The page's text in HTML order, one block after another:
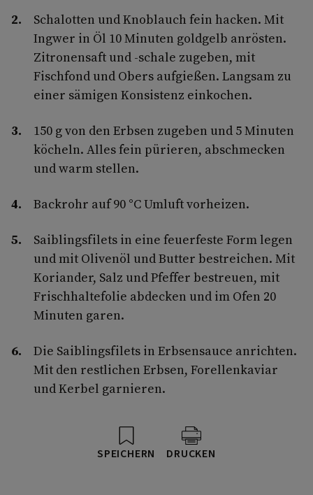
Schalotten und Knoblauch fein hacken. Mit
Ingwer in Öl 10 Minuten goldgelb anrösten.
Zitronensaft und -schale zugeben, mit
Fischfond und Obers aufgießen. Langsam zu
einer sämigen Konsistenz einkochen.
150 g von den Erbsen zugeben und 5 Minuten
köcheln. Alles fein pürieren, abschmecken
und warm stellen.
Backrohr auf 90 °C Umluft vorheizen.
Saiblingsfilets in eine feuerfeste Form legen
und mit Olivenöl und Butter bestreichen. Mit
Koriander, Salz und Pfeffer bestreuen, mit
Frischhaltefolie abdecken und im Ofen 20
Minuten garen.
Die Saiblingsfilets in Erbsensauce anrichten.
Mit den restlichen Erbsen, Forellenkaviar
und Kerbel garnieren.
SPEICHERN DRUCKEN